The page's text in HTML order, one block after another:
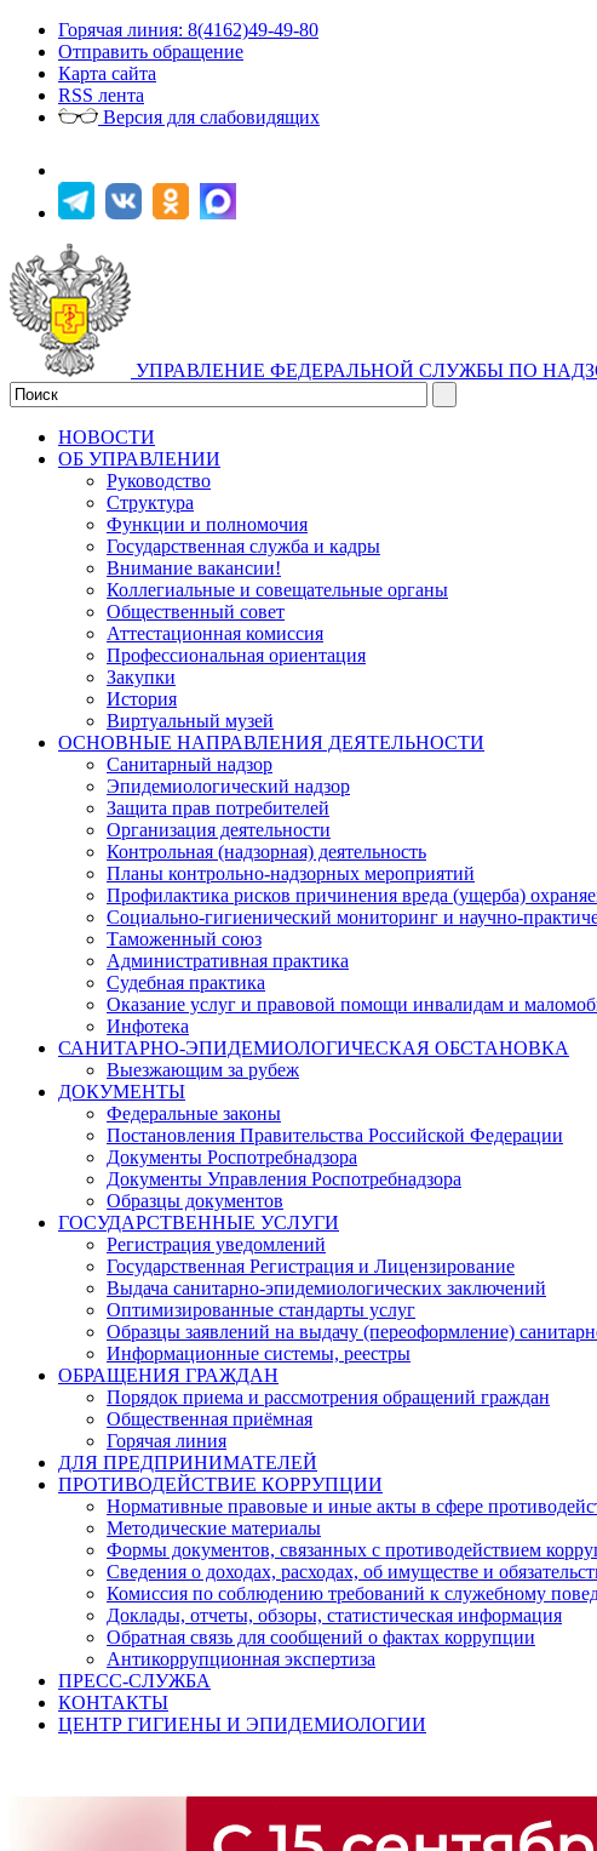
Горячая линия: 8(4162)49-49-80
Отправить обращение
Карта сайта
RSS лента
Версия для слабовидящих
УПРАВЛЕНИЕ ФЕДЕРАЛЬНОЙ СЛУЖБЫ ПО
НОВОСТИ
ОБ УПРАВЛЕНИИ
Руководство
Структура
Функции и полномочия
Государственная служба и кадры
Внимание вакансии!
Коллегиальные и совещательные органы
Общественный совет
Аттестационная комиссия
Профессиональная ориентация
Закупки
История
Виртуальный музей
ОСНОВНЫЕ НАПРАВЛЕНИЯ ДЕЯТЕЛЬНОСТИ
Санитарный надзор
Эпидемиологический надзор
Защита прав потребителей
Организация деятельности
Контрольная (надзорная) деятельность
Планы контрольно-надзорных мероприятий
Профилактика рисков причинения вреда (ущерба)
Социально-гигиенический мониторинг и научно-
Таможенный союз
Административная практика
Судебная практика
Оказание услуг и правовой помощи инвалидам и
Инфотека
САНИТАРНО-ЭПИДЕМИОЛОГИЧЕСКАЯ ОБСТАНОВКА
Выезжающим за рубеж
ДОКУМЕНТЫ
Федеральные законы
Постановления Правительства Российской Федерации
Документы Роспотребнадзора
Документы Управления Роспотребнадзора
Образцы документов
ГОСУДАРСТВЕННЫЕ УСЛУГИ
Регистрация уведомлений
Государственная Регистрация и Лицензирование
Выдача санитарно-эпидемиологических заключений
Оптимизированные стандарты услуг
Образцы заявлений на выдачу (переоформление)
Информационные системы, реестры
ОБРАЩЕНИЯ ГРАЖДАН
Порядок приема и рассмотрения обращений граждан
Общественная приёмная
Горячая линия
ДЛЯ ПРЕДПРИНИМАТЕЛЕЙ
ПРОТИВОДЕЙСТВИЕ КОРРУПЦИИ
Нормативные правовые и иные акты в сфере
Методические материалы
Формы документов, связанных с противодействием
Сведения о доходах, расходах, об имуществе и
Комиссия по соблюдению требований к служебному
Доклады, отчеты, обзоры, статистическая информация
Обратная связь для сообщений о фактах коррупции
Антикоррупционная экспертиза
ПРЕСС-СЛУЖБА
КОНТАКТЫ
ЦЕНТР ГИГИЕНЫ И ЭПИДЕМИОЛОГИИ